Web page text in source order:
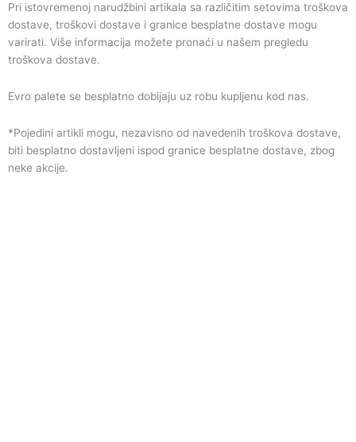
Pri istovremenoj narudžbini artikala sa različitim setovima troškova
dostave, troškovi dostave i granice besplatne dostave mogu
varirati. Više informacija možete pronaći u našem pregledu
troškova dostave.
Evro palete se besplatno dobijaju uz robu kupljenu kod nas.
*Pojedini artikli mogu, nezavisno od navedenih troškova dostave,
biti besplatno dostavljeni ispod granice besplatne dostave, zbog
neke akcije.